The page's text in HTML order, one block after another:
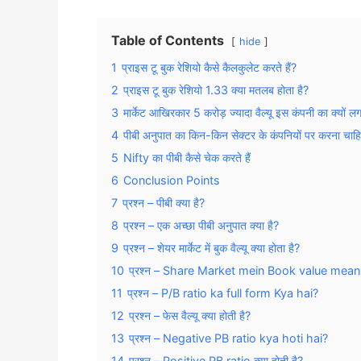
Table of Contents hide
1 प्राइस टू बुक रेशियो कैसे कैलकुलेट करते हैं?
2 प्राइस टू बुक रेशियो 1.33 क्या मतलब होता है?
3 मार्केट आखिरकार 5 करोड़ ज्यादा वैल्यू इस कंपनी का क्यों
4 पीबी अनुपात का किन-किन सेक्टर के कंपनियों पर करना
5 Nifty का पीबी कैसे चेक करते हैं
6 Conclusion Points
7 प्रश्न – पीबी क्या है?
8 प्रश्न – एक अच्छा पीबी अनुपात क्या है?
9 प्रश्न – शेयर मार्केट में बुक वैल्यू क्या होता है?
10 प्रश्न – Share Market mein Book value
11 प्रश्न – P/B ratio ka full form Kya hai?
12 प्रश्न – फेस वैल्यू क्या होती है?
13 प्रश्न – Negative PB ratio kya hoti hai?